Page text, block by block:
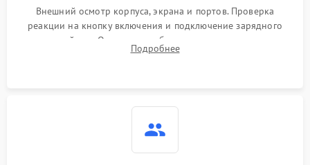
Внешний осмотр корпуса, экрана и портов. Проверка
реакции на кнопку включения и подключение зарядного
устройства. Оценка потребления тока с помощью
лабораторного блока питания для локализации проблемы.
Подробнее